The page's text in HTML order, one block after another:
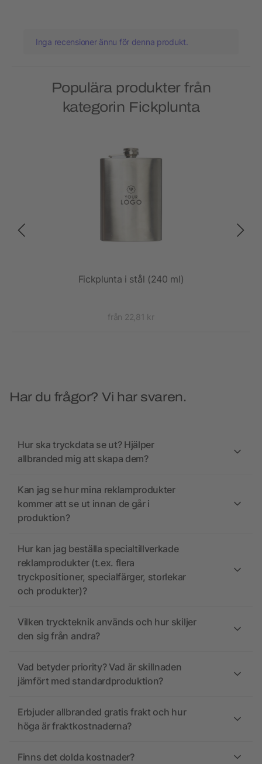
Inga recensioner ännu för denna produkt.
Populära produkter från
kategorin Fickplunta
Fickplunta i stål (240 ml)
från 22,81 kr
Har du frågor? Vi har svaren.
Hur ska tryckdata se ut? Hjälper
allbranded mig att skapa dem?
Kan jag se hur mina reklamprodukter
kommer att se ut innan de går i
produktion?
Hur kan jag beställa specialtillverkade
reklamprodukter (t.ex. flera
tryckpositioner, specialfärger, storlekar
och produkter)?
Vilken tryckteknik används och hur skiljer
den sig från andra?
Vad betyder priority? Vad är skillnaden
jämfört med standardproduktion?
Erbjuder allbranded gratis frakt och hur
höga är fraktkostnaderna?
Finns det dolda kostnader?